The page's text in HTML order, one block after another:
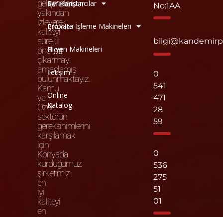
gelişmeleri
yakından
izleyerek
kaliteyi
sürekli
öne
çıkarmayı
amaçlamış
bulunmaktayız.
Kamu
ve
Özel
sektörün
gereksinimlerini
karşılamak
için
Konya’da
kurduğumuz
şirketimiz
en
iyi
kaliteyi
en
Referanslar
Projeler
Blog
İletişim
Online
Katalog
Sıvı Karıştırıcılar
Çikolata İşleme Makineleri
Hijyen Makineleri
No:1AA
0
541
471
28
59
0
536
275
51
01